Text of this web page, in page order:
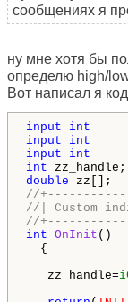
сообщениях я
ну мне хотя бы
определю high/
Вот написал я
input int
input
int
input
int
int
double
//
//| Custom
//
int OnInit ()
{
zz_handle=